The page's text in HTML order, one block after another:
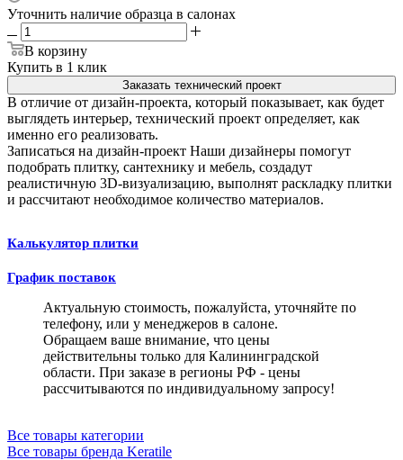
Уточнить наличие образца в салонах
В корзину
Купить в 1 клик
Заказать технический проект
В отличие от дизайн-проекта, который показывает, как будет
выглядеть интерьер, технический проект определяет, как
именно его реализовать.
Записаться на дизайн-проект Наши дизайнеры помогут
подобрать плитку, сантехнику и мебель, создадут
реалистичную 3D-визуализацию, выполнят раскладку плитки
и рассчитают необходимое количество материалов.
Калькулятор плитки
График поставок
Актуальную стоимость, пожалуйста, уточняйте по
телефону, или у менеджеров в салоне.
Обращаем ваше внимание, что цены
действительны только для Калининградской
области. При заказе в регионы РФ - цены
рассчитываются по индивидуальному запросу!
Все товары категории
Все товары бренда Keratile